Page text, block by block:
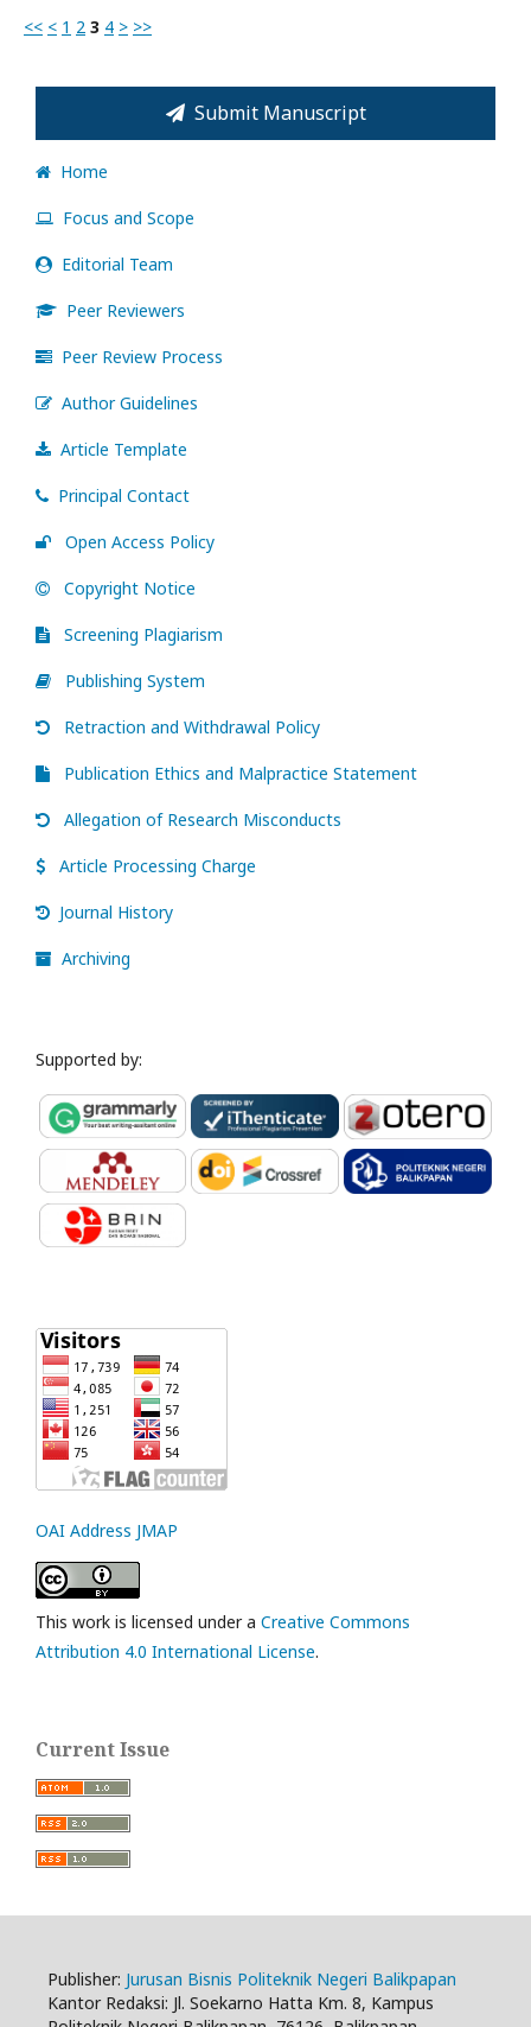
<< < 1 2 3 4 > >>
Submit Manuscript
Home
Focus and Scope
Editorial Team
Peer Reviewers
Peer Review Process
Author Guidelines
Article Template
Principal Contact
Open Access Policy
Copyright Notice
Screening Plagiarism
Publishing System
Retraction and Withdrawal Policy
Publication Ethics and Malpractice Statement
Allegation of Research Misconducts
Article Processing Charge
Journal History
Archiving
Supported by:
OAI Address JMAP
This work is licensed under a Creative Commons
Attribution 4.0 International License.
Current Issue
Publisher: Jurusan Bisnis Politeknik Negeri Balikpapan
Kantor Redaksi: Jl. Soekarno Hatta Km. 8, Kampus